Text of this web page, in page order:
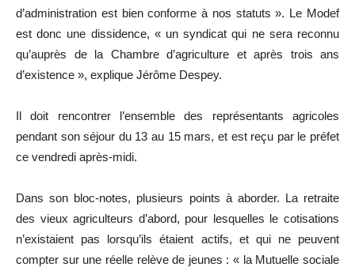
d’administration est bien conforme à nos statuts ». Le Modef
est donc une dissidence, « un syndicat qui ne sera reconnu
qu’auprès de la Chambre d’agriculture et après trois ans
d’existence », explique Jérôme Despey.
Il doit rencontrer l’ensemble des représentants agricoles
pendant son séjour du 13 au 15 mars, et est reçu par le préfet
ce vendredi après-midi.
Dans son bloc-notes, plusieurs points à aborder. La retraite
des vieux agriculteurs d’abord, pour lesquelles le cotisations
n’existaient pas lorsqu’ils étaient actifs, et qui ne peuvent
compter sur une réelle relève de jeunes : « la Mutuelle sociale